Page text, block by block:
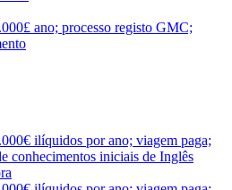
ano; processo registo GMC;
ilíquidos por ano; viagem paga;
conhecimentos iniciais de Inglês